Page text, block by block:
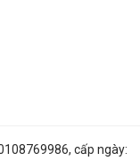
cấp ngày: